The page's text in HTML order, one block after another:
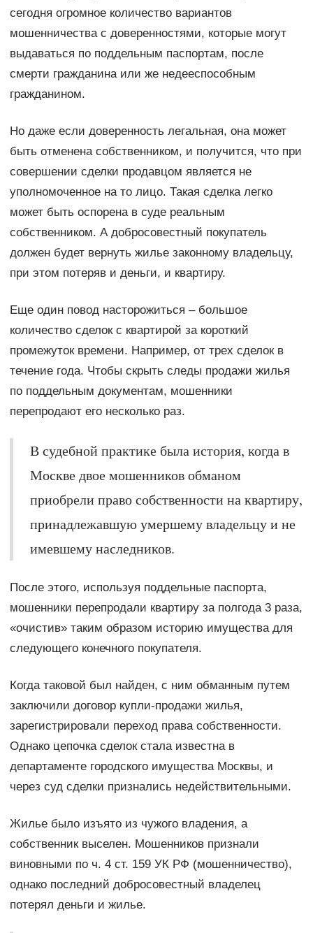
сегодня огромное количество вариантов
мошенничества с доверенностями, которые могут
выдаваться по поддельным паспортам, после
смерти гражданина или же недееспособным
гражданином.
Но даже если доверенность легальная, она может
быть отменена собственником, и получится, что при
совершении сделки продавцом является не
уполномоченное на то лицо. Такая сделка легко
может быть оспорена в суде реальным
собственником. А добросовестный покупатель
должен будет вернуть жилье законному владельцу,
при этом потеряв и деньги, и квартиру.
Еще один повод насторожиться – большое
количество сделок с квартирой за короткий
промежуток времени. Например, от трех сделок в
течение года. Чтобы скрыть следы продажи жилья
по поддельным документам, мошенники
перепродают его несколько раз.
В судебной практике была история, когда в
Москве двое мошенников обманом
приобрели право собственности на квартиру,
принадлежавшую умершему владельцу и не
имевшему наследников.
После этого, используя поддельные паспорта,
мошенники перепродали квартиру за полгода 3 раза,
«очистив» таким образом историю имущества для
следующего конечного покупателя.
Когда таковой был найден, с ним обманным путем
заключили договор купли-продажи жилья,
зарегистрировали переход права собственности.
Однако цепочка сделок стала известна в
департаменте городского имущества Москвы, и
через суд сделки признались недействительными.
Жилье было изъято из чужого владения, а
собственник выселен. Мошенников признали
виновными по ч. 4 ст. 159 УК РФ (мошенничество),
однако последний добросовестный владелец
потерял деньги и жилье.